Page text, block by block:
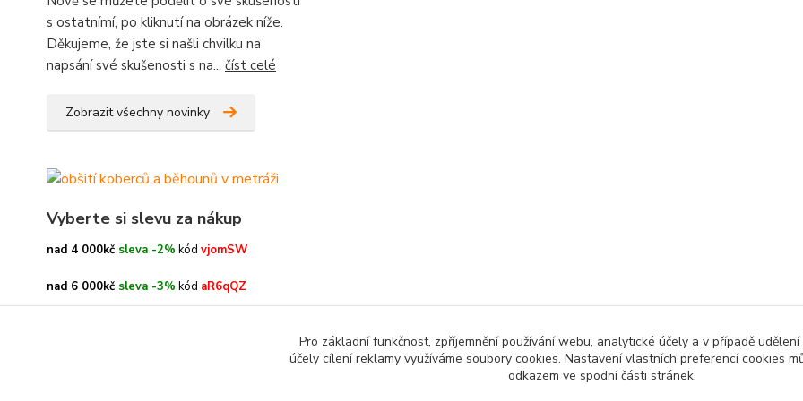
s ostatnímí, po kliknutí na obrázek níže.
Děkujeme, že jste si našli chvilku na
napsání své skušenosti s na... číst celé
Zobrazit všechny novinky
Vyberte si slevu za nákup
nad 4 000kč sleva -2% kód vjomSW
nad 6 000kč sleva -3% kód aR6qQZ
Pro základní funkčnost, zpříjemnění používání webu, analytické účely a v případě
účely cílení reklamy využíváme soubory cookies. Nastavení vlastních preferencí cookies
odkazem ve spodní části stránek.